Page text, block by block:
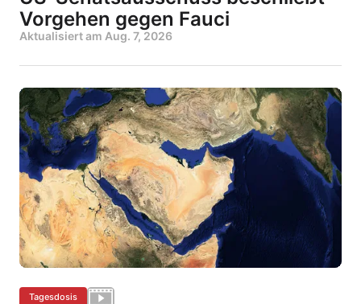
Vorgehen gegen Fauci
Aktualisiert am Aug. 7, 2026
Tagesdosis